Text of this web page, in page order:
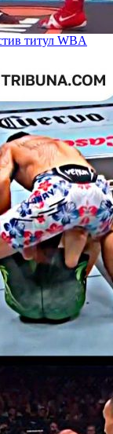
титул WBA